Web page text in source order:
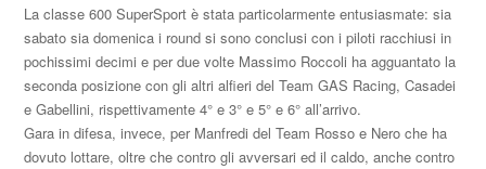
La classe 600 SuperSport è stata particolarmente entusiasmate: sia
sabato sia domenica i round si sono conclusi con i piloti racchiusi in
pochissimi decimi e per due volte Massimo Roccoli ha agguantato la
seconda posizione con gli altri alfieri del Team GAS Racing, Casadei
e Gabellini, rispettivamente 4° e 3° e 5° e 6° all’arrivo.
Gara in difesa, invece, per Manfredi del Team Rosso e Nero che ha
dovuto lottare, oltre che contro gli avversari ed il caldo, anche contro